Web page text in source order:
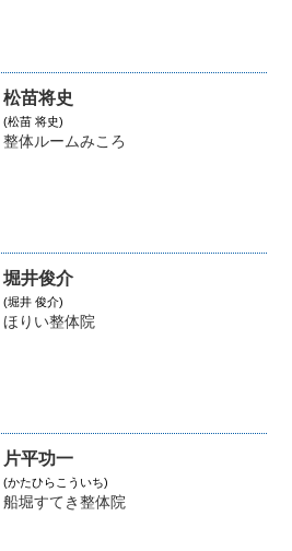
松苗将史
(松苗 将史)
整体ルームみころ
堀井俊介
(堀井 俊介)
ほりい整体院
片平功一
(かたひらこういち)
船堀すてき整体院